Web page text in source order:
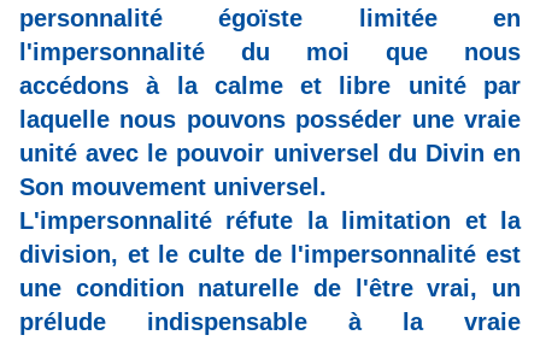
personnalité égoïste limitée en
l'impersonnalité du moi que nous
accédons à la calme et libre unité par
laquelle nous pouvons posséder une vraie
unité avec le pouvoir universel du Divin en
Son mouvement universel.
L'impersonnalité réfute la limitation et la
division, et le culte de l'impersonnalité est
une condition naturelle de l'être vrai, un
prélude indispensable à la vraie